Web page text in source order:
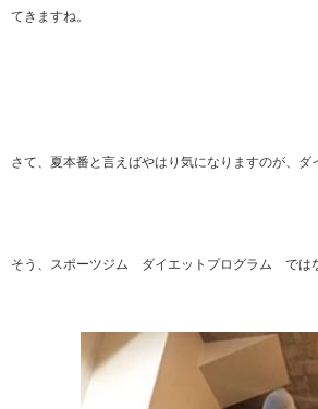
てきますね。
さて、夏本番と言えばやはり気になりますのが、ダ
そう、スポーツジム ダイエットプログラム では